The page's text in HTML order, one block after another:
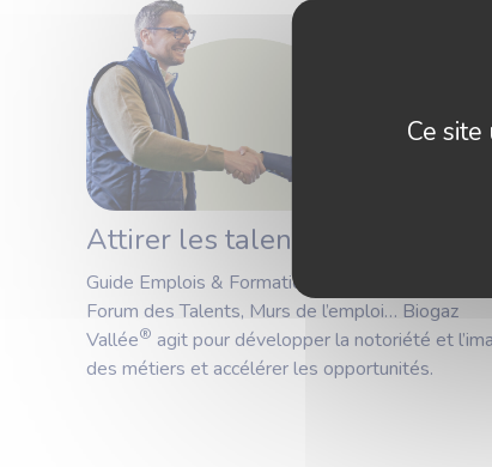
Attirer les talents
Guide Emplois & Formations en Méthanisation,
Forum des Talents, Murs de l’emploi… Biogaz
Vallée® agit pour développer la notoriété et
des métiers et accélérer les opportunités.
Ce